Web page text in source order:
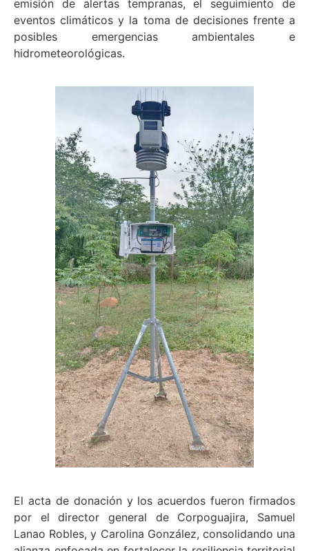
emisión de alertas tempranas, el seguimiento de
eventos climáticos y la toma de decisiones frente a
posibles emergencias ambientales e
hidrometeorológicas.
El acta de donación y los acuerdos fueron firmados
por el director general de Corpoguajira, Samuel
Lanao Robles, y Carolina González, consolidando una